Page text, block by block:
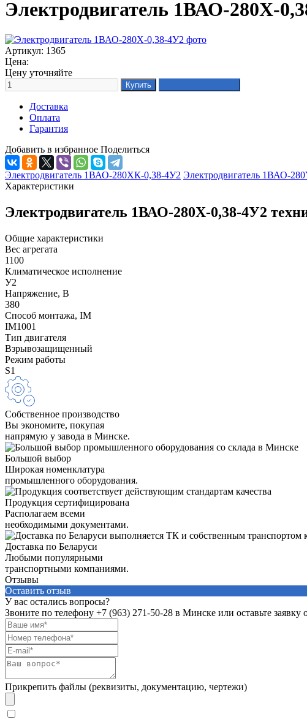
Электродвигатель 1ВАО-280Х-
Артикул: 1365
Цена:
Цену уточняйте
Доставка
Оплата
Гарантия
Добавить в избранное Поделиться
Электродвигатель 1ВАО-280ХК-0,38-4У2 Электродвигатель 1ВАО-
Характеристики
Электродвигатель 1ВАО-280Х-0,38-4У2
Общие характеристики
Вес агрегата
1100
Климатическое исполнение
У2
Напряжение, В
380
Способ монтажа, IM
IM1001
Тип двигателя
Взрывозащищенный
Режим работы
S1
Собственное производство
Вы экономите, покупая
напрямую у завода в Минске.
Большой выбор
Широкая номенклатура
промышленного оборудования.
Продукция сертифицирована
Располагаем всеми
необходимыми документами.
Доставка по Беларуси
Любыми популярными
транспортными компаниями.
Отзывы
Оставить отзыв
У вас остались вопросы?
Звоните по телефону +7 (963) 271-50-28 в Минске или оставьте заявку
Прикрепить файлы (реквизиты, документацию, чертежи)